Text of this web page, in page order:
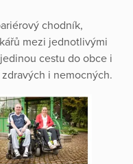
chodník,
mezi jednotlivými
cestu do obce i
i nemocných.